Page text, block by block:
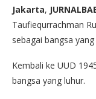
Jakarta,
Taufiequrrachman
sebagai bangsa
Kembali ke UUD
bangsa yang luhur.